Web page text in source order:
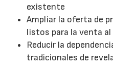
existente
Ampliar la oferta de
listos para la venta
Reducir la
tradicionales de